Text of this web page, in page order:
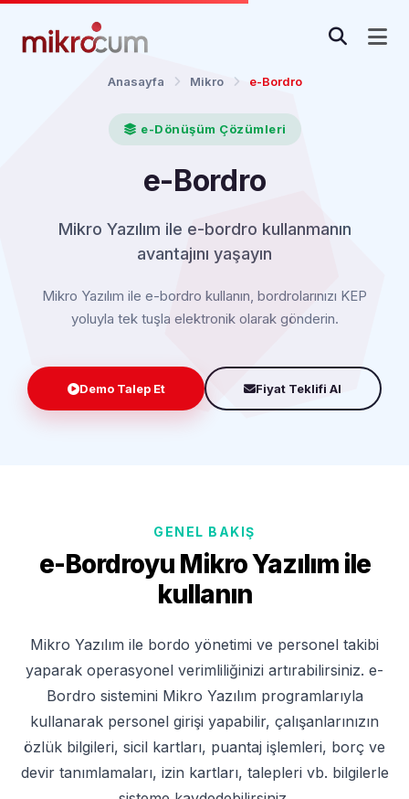
Anasayfa Mikro e-Bordro
e-Dönüşüm Çözümleri
e-Bordro
Mikro Yazılım ile e-bordro kullanmanın
avantajını yaşayın
Mikro Yazılım ile e-bordro kullanın, bordrolarınızı KEP
yoluyla tek tuşla elektronik olarak gönderin.
Demo Talep Et Fiyat Teklifi Al
GENEL BAKIŞ
e-Bordroyu Mikro Yazılım ile
kullanın
Mikro Yazılım ile bordo yönetimi ve personel takibi
yaparak operasyonel verimliliğinizi artırabilirsiniz. e-
Bordro sistemini Mikro Yazılım programlarıyla
kullanarak personel girişi yapabilir, çalışanlarınızın
özlük bilgileri, sicil kartları, puantaj işlemleri, borç ve
devir tanımlamaları, izin kartları, talepleri vb. bilgilerle